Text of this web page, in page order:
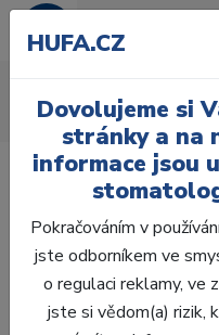
Úvod Laboratoř
Laboratoř
ZHOTOVENÍ MODELŮ
HUFA.CZ
Dovolujeme si
stránky a na
informace jsou
Pokračováním v
jste odborníkem ve
o regulaci reklamy, ve
jste si vědom(a) rizik,